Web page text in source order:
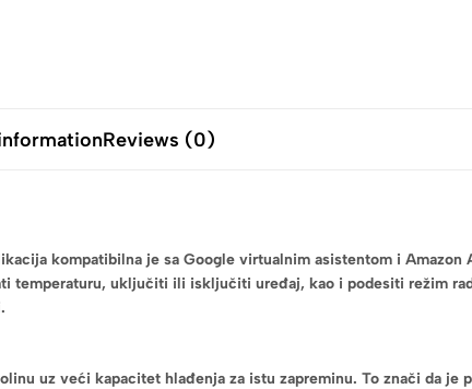
Reviews (0)
kompatibilna je sa Google virtualnim asistentom i
temperaturu, uključiti ili isključiti uređaj, kao i podesiti režim
uz veći kapacitet hlađenja za istu zapreminu. To znači da